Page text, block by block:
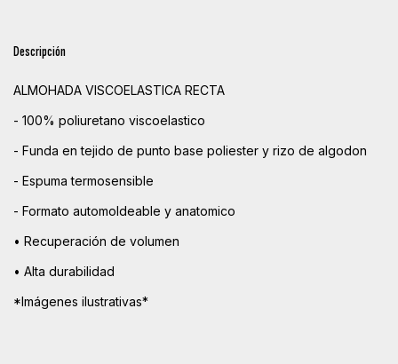
Descripción
ALMOHADA VISCOELASTICA RECTA
- 100% poliuretano viscoelastico
- Funda en tejido de punto base poliester y rizo de algodon
- Espuma termosensible
- Formato automoldeable y anatomico
• Recuperación de volumen
• Alta durabilidad
*Imágenes ilustrativas*